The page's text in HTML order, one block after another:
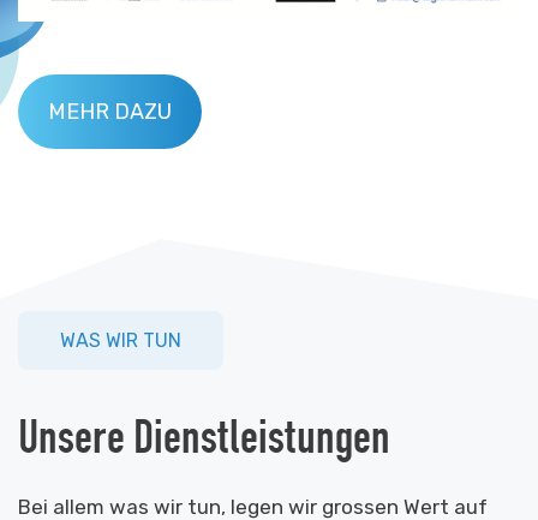
MEHR DAZU
WAS WIR TUN
Unsere Dienstleistungen
Bei allem was wir tun, legen wir grossen Wert auf